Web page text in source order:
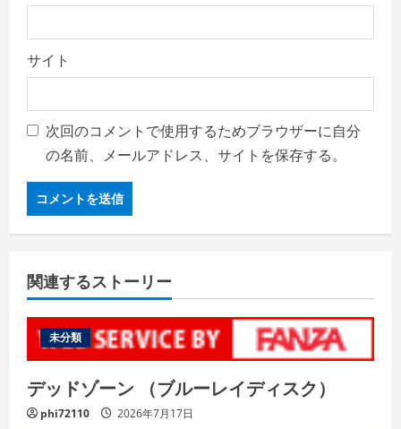
サイト
次回のコメントで使用するためブラウザーに自分
の名前、メールアドレス、サイトを保存する。
関連するストーリー
未分類
デッドゾーン （ブルーレイディスク）
phi72110 2026年7月17日